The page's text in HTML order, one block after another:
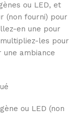
ou LED, et
(non fourni) pour
en une pour
les pour
ambiance
ou LED (non